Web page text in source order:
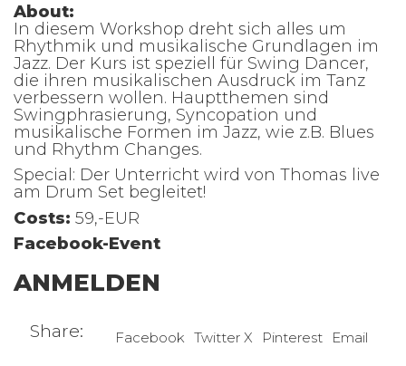
About:
In diesem Workshop dreht sich alles um
Rhythmik und musikalische Grundlagen im
Jazz. Der Kurs ist speziell für Swing Dancer,
die ihren musikalischen Ausdruck im Tanz
verbessern wollen. Hauptthemen sind
Swingphrasierung, Syncopation und
musikalische Formen im Jazz, wie z.B. Blues
und Rhythm Changes.
Special: Der Unterricht wird von Thomas live
am Drum Set begleitet!
Costs: 59,-EUR
Facebook-Event
ANMELDEN
Share: Facebook Twitter X Pinterest Email